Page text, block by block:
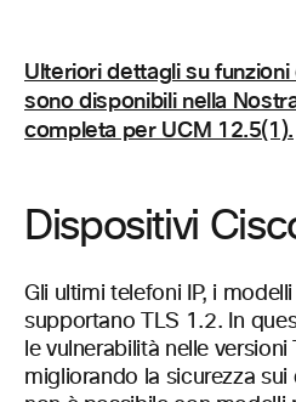
Ulteriori dettagli su
sono disponibili nella
completa per UCM 12.5(1).
Dispositivi
Gli ultimi telefoni IP, i
supportano TLS 1.2. In
le vulnerabilità nelle
migliorando la sicurezza